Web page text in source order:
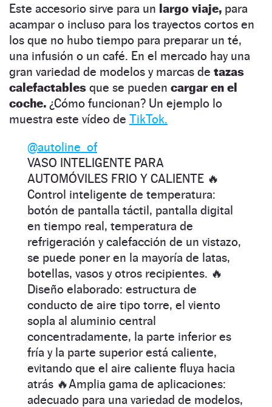
Este accesorio sirve para un largo viaje, para
acampar o incluso para los trayectos cortos en
los que no hubo tiempo para preparar un té,
una infusión o un café. En el mercado hay una
gran variedad de modelos y marcas de tazas
calefactables que se pueden cargar en el
coche. ¿Cómo funcionan? Un ejemplo lo
muestra este vídeo de TikTok.
@autoline_of
VASO INTELIGENTE PARA
AUTOMÓVILES FRIO Y CALIENTE 🔥
Control inteligente de temperatura:
botón de pantalla táctil, pantalla digital
en tiempo real, temperatura de
refrigeración y calefacción de un vistazo,
se puede poner en la mayoría de latas,
botellas, vasos y otros recipientes. 🔥
Diseño elaborado: estructura de
conducto de aire tipo torre, el viento
sopla al aluminio central
concentradamente, la parte inferior es
fría y la parte superior está caliente,
evitando que el aire caliente fluya hacia
atrás 🔥Amplia gama de aplicaciones:
adecuado para una variedad de modelos,